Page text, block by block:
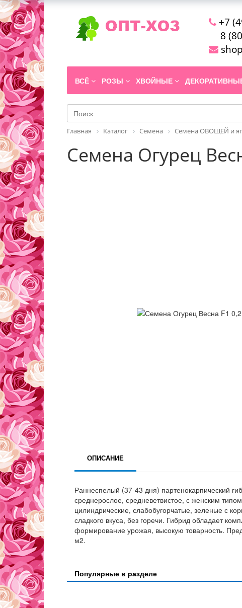
+7
8
ВСЁ РОЗЫ ХВОЙНЫЕ
Главная Каталог Семена Семена ОВОЩЕЙ и
Семена Огурец
ОПИСАНИЕ
Раннеспелый (37-43 дня) партенокарпический
среднерослое, средневетвистое, с женским
цилиндрические, слабобугорчатые, зеленые с
сладкого вкуса, без горечи. Гибрид обладает
формирование урожая, высокую товарность.
м2.
Популярные в разделе